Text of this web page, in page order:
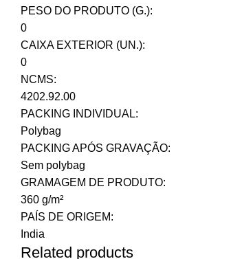
PESO DO PRODUTO (G.):
0
CAIXA EXTERIOR (UN.):
0
NCMS:
4202.92.00
PACKING INDIVIDUAL:
Polybag
PACKING APÓS GRAVAÇÃO:
Sem polybag
GRAMAGEM DE PRODUTO:
360 g/m²
PAÍS DE ORIGEM:
India
Related products